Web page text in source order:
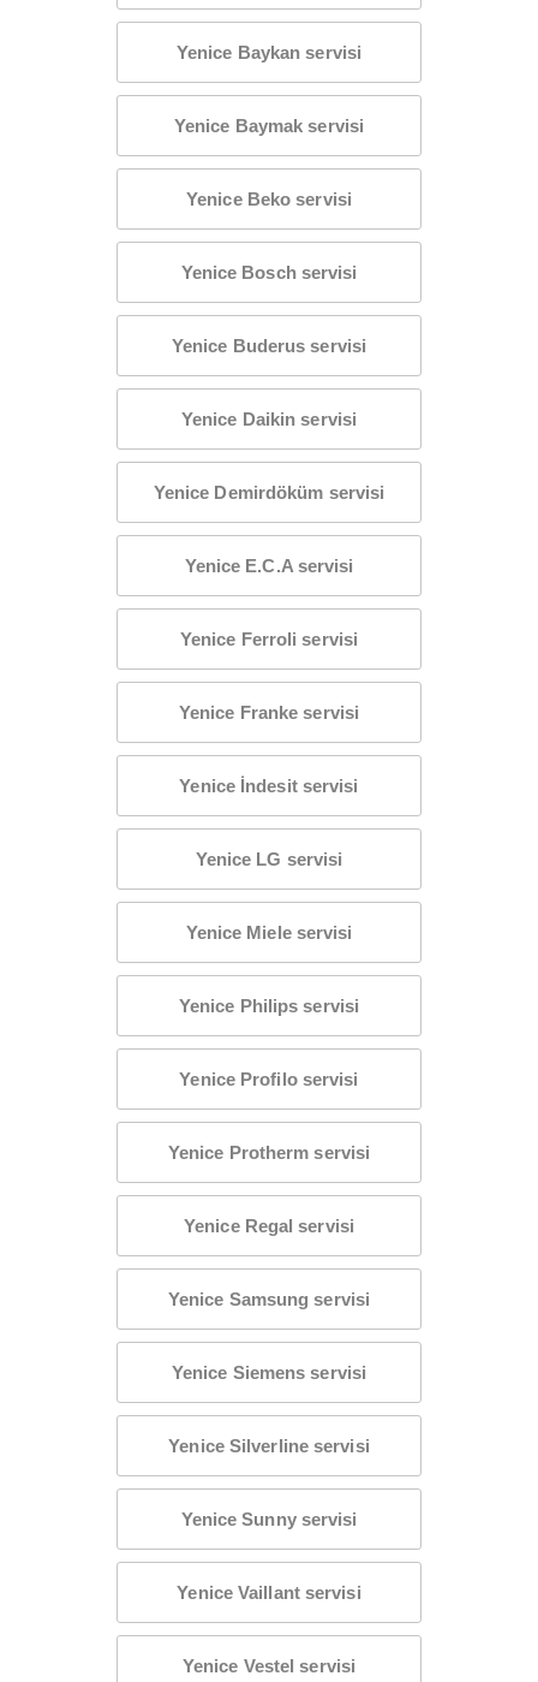
Yenice Baykan servisi
Yenice Baymak servisi
Yenice Beko servisi
Yenice Bosch servisi
Yenice Buderus servisi
Yenice Daikin servisi
Yenice Demirdöküm servisi
Yenice E.C.A servisi
Yenice Ferroli servisi
Yenice Franke servisi
Yenice İndesit servisi
Yenice LG servisi
Yenice Miele servisi
Yenice Philips servisi
Yenice Profilo servisi
Yenice Protherm servisi
Yenice Regal servisi
Yenice Samsung servisi
Yenice Siemens servisi
Yenice Silverline servisi
Yenice Sunny servisi
Yenice Vaillant servisi
Yenice Vestel servisi